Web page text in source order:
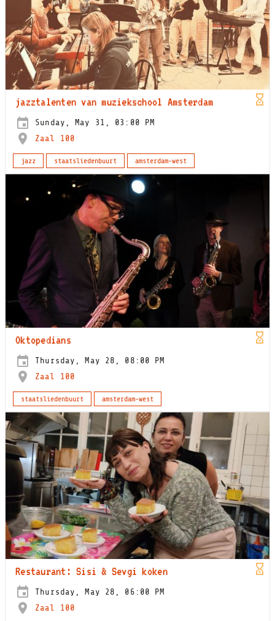
jazztalenten van muziekschool Amsterdam
Sunday, May 31, 03:00 PM
Zaal 100
jazz staatsliedenbuurt amsterdam-west
Oktopedians
Thursday, May 28, 08:00 PM
Zaal 100
staatsliedenbuurt amsterdam-west
Restaurant: Sisi & Sevgi koken
Thursday, May 28, 06:00 PM
Zaal 100